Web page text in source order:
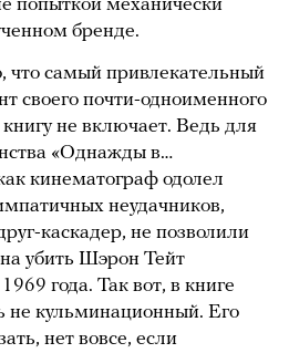
попыткой механически
бренде.
что самый привлекательный
своего почти-одноименного
не включает. Ведь для
«Однажды в…
кинематограф одолел
неудачников,
каскадер, не позволили
убить Шэрон Тейт
года. Так вот, в книге
не кульминационный. Его
нет вовсе, если